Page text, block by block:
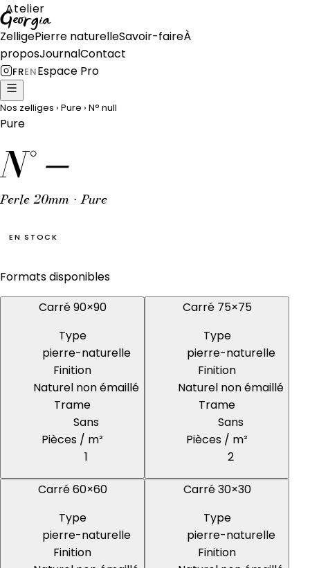
Atelier
Georgia
ZelligePierre naturelleSavoir-faireÀ
proposJournalContact
FRENEspace Pro
Nos zelliges › Pure › N° null
Pure
N° —
Perle 20mm · Pure
EN STOCK
Formats disponibles
Carré 90×90
Type
pierre-naturelle
Finition
Naturel non émaillé
Trame
Sans
Pièces / m²
1
Carré 75×75
Type
pierre-naturelle
Finition
Naturel non émaillé
Trame
Sans
Pièces / m²
2
Carré 60×60
Type
pierre-naturelle
Finition
Carré 30×30
Type
pierre-naturelle
Finition